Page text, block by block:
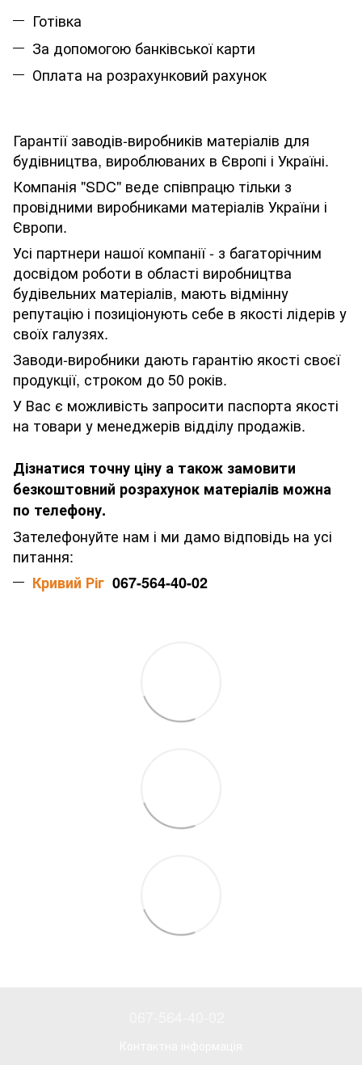
Готівка
За допомогою банківської карти
Оплата на розрахунковий рахунок
Гарантії заводів-виробників матеріалів для
будівництва, вироблюваних в Європі і Україні.
Компанія "SDC" веде співпрацю тільки з
провідними виробниками матеріалів України і
Європи.
Усі партнери нашої компанії - з багаторічним
досвідом роботи в області виробництва
будівельних матеріалів, мають відмінну
репутацію і позиціонують себе в якості лідерів у
своїх галузях.
Заводи-виробники дають гарантію якості своєї
продукції, строком до 50 років.
У Вас є можливість запросити паспорта якості
на товари у менеджерів відділу продажів.
Дізнатися точну ціну а також замовити
безкоштовний розрахунок матеріалів можна
по телефону.
Зателефонуйте нам і ми дамо відповідь на усі
питання:
Кривий Ріг 067-564-40-02